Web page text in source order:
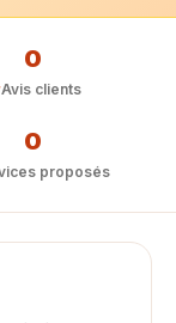
0
Avis clients
0
proposés